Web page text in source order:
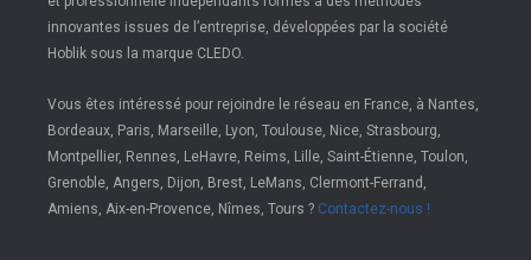
innovantes issues de l’entreprise, développées par la société
Hoblik sous la marque CLEDO.
Vous êtes intéressé pour rejoindre le réseau en France, à Nantes,
Bordeaux, Paris, Marseille, Lyon, Toulouse, Nice, Strasbourg,
Montpellier, Rennes, LeHavre, Reims, Lille, Saint-Étienne, Toulon,
Grenoble, Angers, Dijon, Brest, LeMans, Clermont-Ferrand,
Amiens, Aix-en-Provence, Nîmes, Tours ? Contactez-nous !